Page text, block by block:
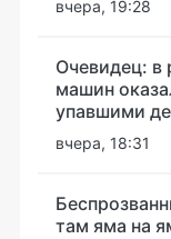
вчера, 19:28
Очевидец: в
машин
упавшими
вчера, 18:31
там яма на